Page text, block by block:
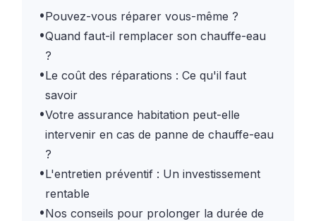
•Pouvez-vous réparer vous-même ?
•Quand faut-il remplacer son chauffe-eau
?
•Le coût des réparations : Ce qu'il faut
savoir
•Votre assurance habitation peut-elle
intervenir en cas de panne de chauffe-eau
?
•L'entretien préventif : Un investissement
rentable
•Nos conseils pour prolonger la durée de